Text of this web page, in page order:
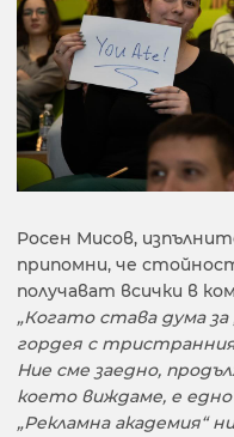
Росен Мисов,
припомни, че
получават всички в
„Когато става дума за
гордея с
Ние сме заедно,
което виждаме, е
„Рекламна академия“